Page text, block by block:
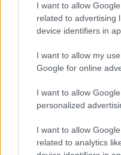
I want to allow
related to advertising
device identifiers in
I want to allow my
Google for online
I want to allow
personalized
I want to allow
related to analytics
Meglepő módon nem
kapcsolódik, pedig
hanem a legfurcsább
létesítményhez, ...